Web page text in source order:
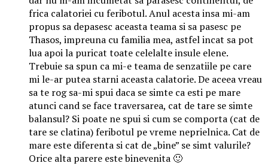
frica calatoriei cu feribotul. Anul acesta insa mi-am
propus sa depasesc aceasta teama si sa pasesc pe
Thasos, impreuna cu familia mea, astfel incat sa pot
lua apoi la puricat toate celelalte insule elene.
Trebuie sa spun ca mi-e teama de senzatiile pe care
mi le-ar putea starni aceasta calatorie. De aceea vreau
sa te rog sa-mi spui daca se simte ca esti pe mare
atunci cand se face traversarea, cat de tare se simte
balansul? Si poate ne spui si cum se comporta (cat de
tare se clatina) feribotul pe vreme neprielnica. Cat de
mare este diferenta si cat de „bine” se simt valurile?
Orice alta parere este binevenita 🙂